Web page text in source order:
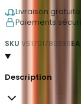
Livraison
Paiements
SKU VS1701780336
Description